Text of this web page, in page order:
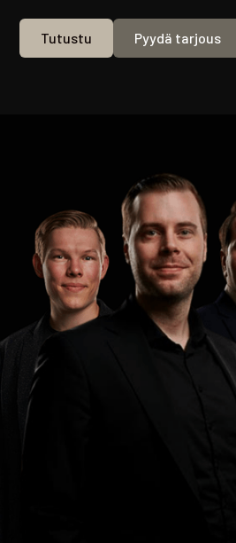
Tutustu Pyydä tarjous